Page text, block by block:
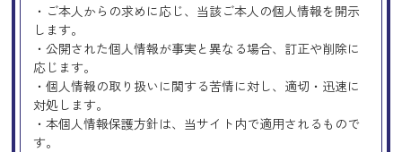
・ご本人からの求めに応じ、当該ご本人の個人情報を開示
します。
・公開された個人情報が事実と異なる場合、訂正や削除に
応じます。
・個人情報の取り扱いに関する苦情に対し、適切・迅速に
対処します。
・本個人情報保護方針は、当サイト内で適用されるもので
す。